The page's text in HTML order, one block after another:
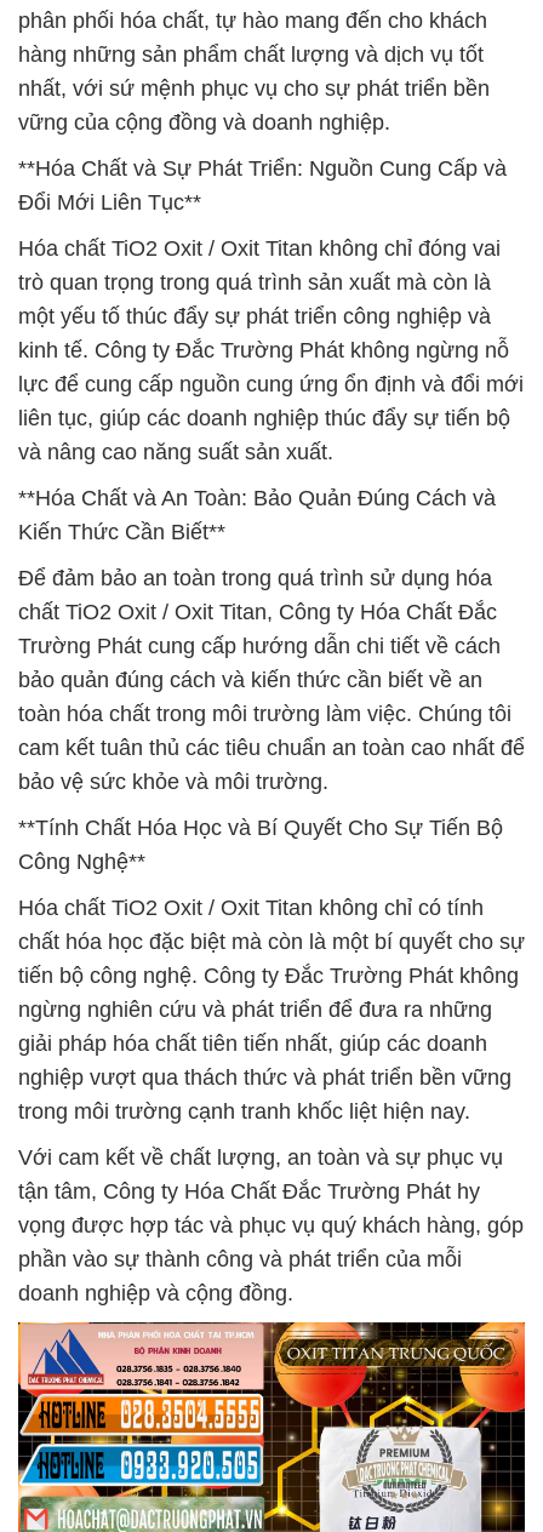
phân phối hóa chất, tự hào mang đến cho khách
hàng những sản phẩm chất lượng và dịch vụ tốt
nhất, với sứ mệnh phục vụ cho sự phát triển bền
vững của cộng đồng và doanh nghiệp.
**Hóa Chất và Sự Phát Triển: Nguồn Cung Cấp và
Đổi Mới Liên Tục**
Hóa chất TiO2 Oxit / Oxit Titan không chỉ đóng vai
trò quan trọng trong quá trình sản xuất mà còn là
một yếu tố thúc đẩy sự phát triển công nghiệp và
kinh tế. Công ty Đắc Trường Phát không ngừng nỗ
lực để cung cấp nguồn cung ứng ổn định và đổi mới
liên tục, giúp các doanh nghiệp thúc đẩy sự tiến bộ
và nâng cao năng suất sản xuất.
**Hóa Chất và An Toàn: Bảo Quản Đúng Cách và
Kiến Thức Cần Biết**
Để đảm bảo an toàn trong quá trình sử dụng hóa
chất TiO2 Oxit / Oxit Titan, Công ty Hóa Chất Đắc
Trường Phát cung cấp hướng dẫn chi tiết về cách
bảo quản đúng cách và kiến thức cần biết về an
toàn hóa chất trong môi trường làm việc. Chúng tôi
cam kết tuân thủ các tiêu chuẩn an toàn cao nhất để
bảo vệ sức khỏe và môi trường.
**Tính Chất Hóa Học và Bí Quyết Cho Sự Tiến Bộ
Công Nghệ**
Hóa chất TiO2 Oxit / Oxit Titan không chỉ có tính
chất hóa học đặc biệt mà còn là một bí quyết cho sự
tiến bộ công nghệ. Công ty Đắc Trường Phát không
ngừng nghiên cứu và phát triển để đưa ra những
giải pháp hóa chất tiên tiến nhất, giúp các doanh
nghiệp vượt qua thách thức và phát triển bền vững
trong môi trường cạnh tranh khốc liệt hiện nay.
Với cam kết về chất lượng, an toàn và sự phục vụ
tận tâm, Công ty Hóa Chất Đắc Trường Phát hy
vọng được hợp tác và phục vụ quý khách hàng, góp
phần vào sự thành công và phát triển của mỗi
doanh nghiệp và cộng đồng.